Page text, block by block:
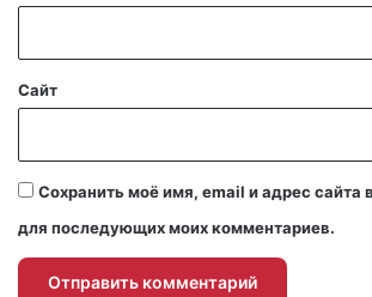
Сайт
Сохранить моё имя, email и адрес сайта
для последующих моих комментариев.